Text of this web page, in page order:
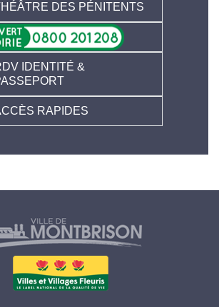
DES PÉNITENTS
IDENTITÉ &
RAPIDES